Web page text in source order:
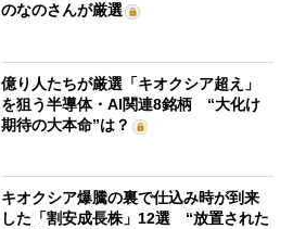
のなのさんが厳選
億り人たちが厳選「キオクシア超え」
を狙う半導体・AI関連8銘柄 “大化け
期待の大本命”は？
キオクシア爆騰の裏で仕込み時が到来
した「割安成長株」12選 “放置された